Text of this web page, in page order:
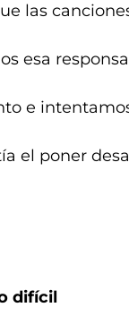
las
esa
e
el poner
difícil